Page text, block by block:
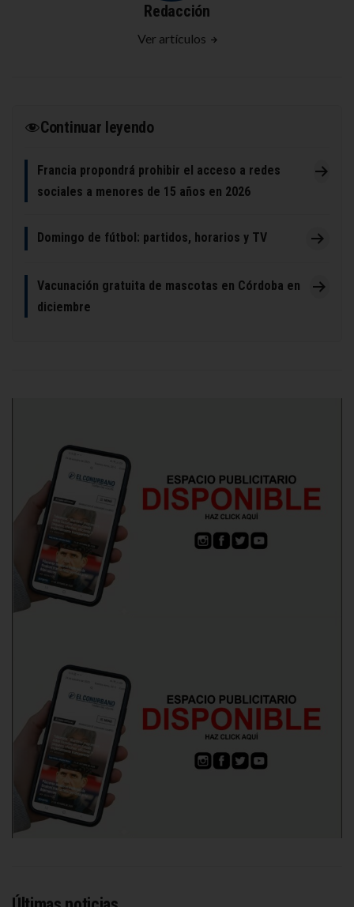
Redacción
Ver artículos
Continuar leyendo
Francia propondrá prohibir el acceso a redes
sociales a menores de 15 años en 2026
Domingo de fútbol: partidos, horarios y TV
Vacunación gratuita de mascotas en Córdoba en
diciembre